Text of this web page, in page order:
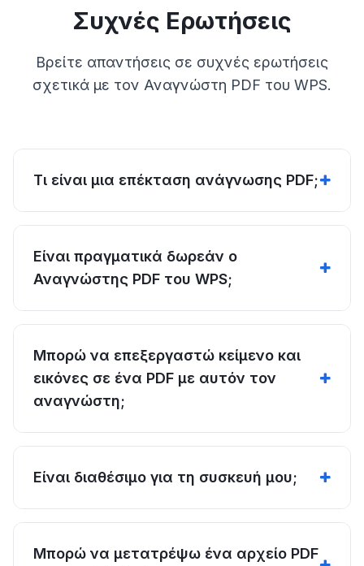
Συχνές Ερωτήσεις
Βρείτε απαντήσεις σε συχνές ερωτήσεις
σχετικά με τον Αναγνώστη PDF του WPS.
Τι είναι μια επέκταση ανάγνωσης PDF;
Είναι πραγματικά δωρεάν ο
Αναγνώστης PDF του WPS;
Μπορώ να επεξεργαστώ κείμενο και
εικόνες σε ένα PDF με αυτόν τον
αναγνώστη;
Είναι διαθέσιμο για τη συσκευή μου;
Μπορώ να μετατρέψω ένα αρχείο PDF